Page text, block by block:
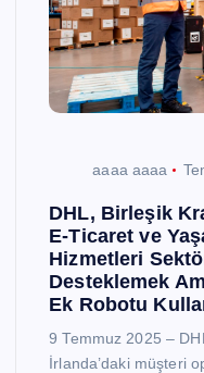
aaaa aaaa
DHL, Birleşik
E-Ticaret ve
Hizmetleri
Desteklemek
Ek Robotu
9 Temmuz 2025 –
İrlanda’daki müşteri